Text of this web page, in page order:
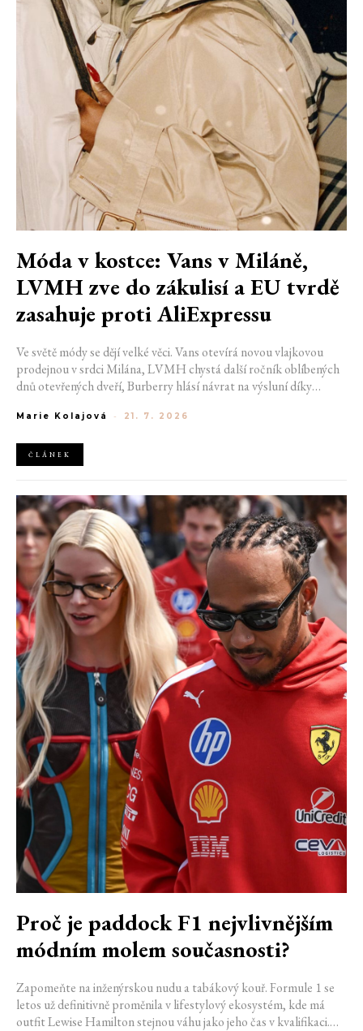
Móda v kostce: Vans v Miláně,
LVMH zve do zákulisí a EU tvrdě
zasahuje proti AliExpressu
Ve světě módy se dějí velké věci. Vans otevírá novou vlajkovou
prodejnou v srdci Milána, LVMH chystá další ročník oblíbených
dnů otevřených dveří, Burberry hlásí návrat na výsluní díky
AliExpress.
Marie Kolajová - 21. 7. 2026
ČLÁNEK
Proč je paddock F1 nejvlivnějším
módním molem současnosti?
Zapomeňte na inženýrskou nudu a tabákový kouř. Formule 1 se
letos už definitivně proměnila v lifestylový ekosystém, kde má
outfit Lewise Hamilton stejnou váhu jako jeho čas v kvalifikaci.